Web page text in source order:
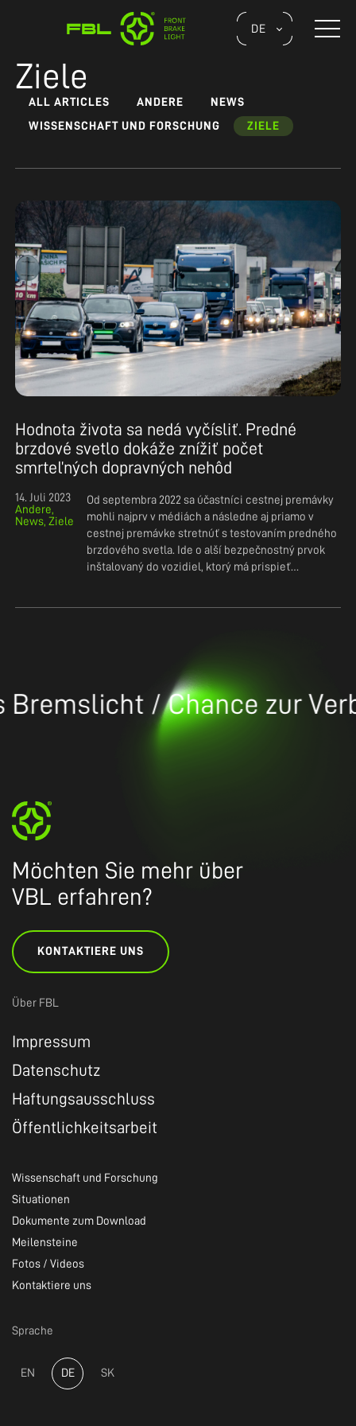
DE
Ziele
ALL ARTICLES ANDERE
NEWS
WISSENSCHAFT UND FORSCHUNG
ZIELE
Hodnota života sa nedá vyčísliť. Predné
brzdové svetlo dokáže znížiť počet
smrteľných dopravných nehôd
14. Juli 2023
Andere
News Ziele
Od septembra 2022 sa účastníci cestnej premávky
mohli najprv v médiách a následne aj priamo v
cestnej premávke stretnúť s testovaním predného
brzdového svetla. Ide o ďalší bezpečnostný prvok
inštalovaný do vozidiel, ktorý má prispieť…
/ Chance zur
Möchten Sie mehr über
VBL erfahren?
KONTAKTIERE UNS
Über FBL
Impressum
Datenschutz
Haftungsausschluss
Öffentlichkeitsarbeit
Wissenschaft und Forschung
Situationen
Dokumente zum Download
Meilensteine
Fotos / Videos
Kontaktiere uns
Sprache
EN DE SK